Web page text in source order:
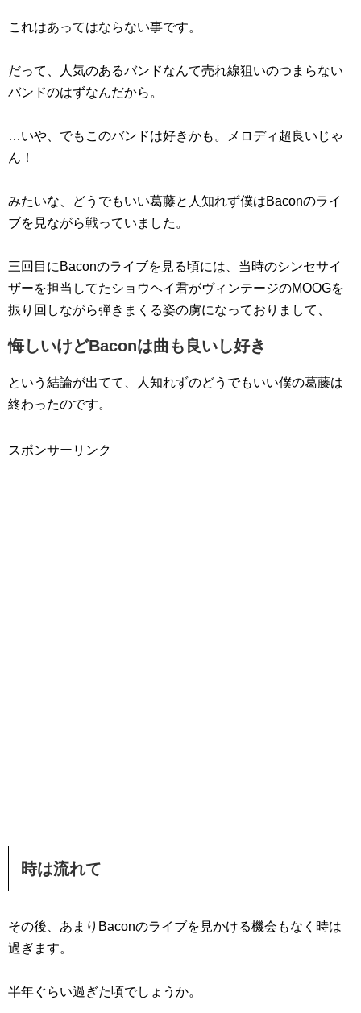
これはあってはならない事です。
だって、人気のあるバンドなんて売れ線狙いのつまらない
バンドのはずなんだから。
…いや、でもこのバンドは好きかも。メロディ超良いじゃ
ん！
みたいな、どうでもいい葛藤と人知れず僕はBaconのライ
ブを見ながら戦っていました。
三回目にBaconのライブを見る頃には、当時のシンセサイ
ザーを担当してたショウヘイ君がヴィンテージのMOOGを
振り回しながら弾きまくる姿の虜になっておりまして、
悔しいけどBaconは曲も良いし好き
という結論が出てて、人知れずのどうでもいい僕の葛藤は
終わったのです。
スポンサーリンク
時は流れて
その後、あまりBaconのライブを見かける機会もなく時は
過ぎます。
半年ぐらい過ぎた頃でしょうか。